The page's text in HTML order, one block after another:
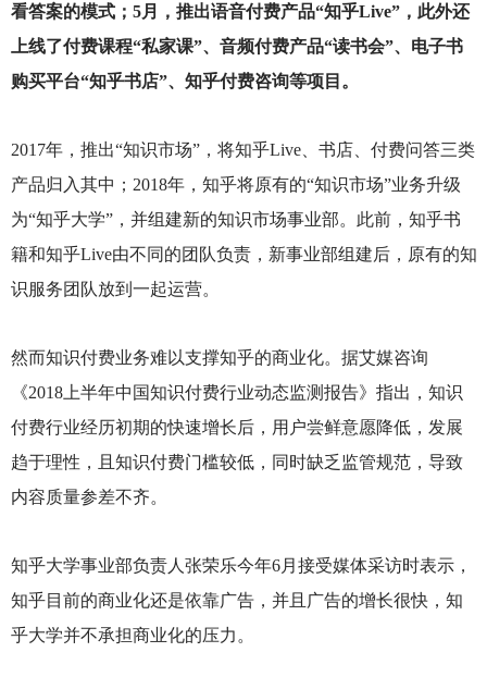
看答案的模式；5月，推出语音付费产品“知乎Live”，此外还
上线了付费课程“私家课”、音频付费产品“读书会”、电子书
购买平台“知乎书店”、知乎付费咨询等项目。
2017年，推出“知识市场”，将知乎Live、书店、付费问答三类
产品归入其中；2018年，知乎将原有的“知识市场”业务升级
为“知乎大学”，并组建新的知识市场事业部。此前，知乎书
籍和知乎Live由不同的团队负责，新事业部组建后，原有的知
识服务团队放到一起运营。
然而知识付费业务难以支撑知乎的商业化。据艾媒咨询
《2018上半年中国知识付费行业动态监测报告》指出，知识
付费行业经历初期的快速增长后，用户尝鲜意愿降低，发展
趋于理性，且知识付费门槛较低，同时缺乏监管规范，导致
内容质量参差不齐。
知乎大学事业部负责人张荣乐今年6月接受媒体采访时表示，
知乎目前的商业化还是依靠广告，并且广告的增长很快，知
乎大学并不承担商业化的压力。